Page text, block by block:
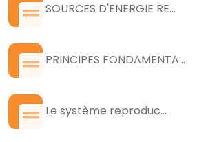
SOURCES D'ENERGIE RE...
PRINCIPES FONDAMENTA...
Le système reproduc...